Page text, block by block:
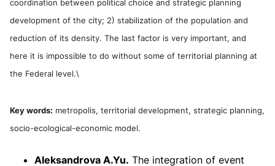
coordination between political choice and strategic planning
development of the city; 2) stabilization of the population and
reduction of its density. The last factor is very important, and
here it is impossible to do without some of territorial planning at
the Federal level.\
Key words: metropolis, territorial development, strategic planning,
socio-ecological-economic model.
Aleksandrova A.Yu. The integration of event